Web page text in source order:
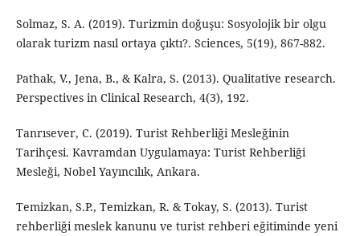
Solmaz, S. A. (2019). Turizmin doğuşu: Sosyolojik bir olgu
olarak turizm nasıl ortaya çıktı?. Sciences, 5(19), 867-882.
Pathak, V., Jena, B., & Kalra, S. (2013). Qualitative research.
Perspectives in Clinical Research, 4(3), 192.
Tanrısever, C. (2019). Turist Rehberliği Mesleğinin
Tarihçesi. Kavramdan Uygulamaya: Turist Rehberliği
Mesleği, Nobel Yayıncılık, Ankara.
Temizkan, S.P., Temizkan, R. & Tokay, S. (2013). Turist
rehberliği meslek kanunu ve turist rehberi eğitiminde yeni